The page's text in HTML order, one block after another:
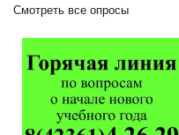
Смотреть все опросы